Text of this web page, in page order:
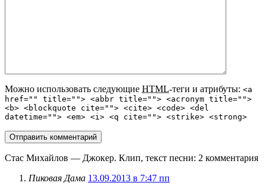
Можно использовать следующие HTML-теги и атрибуты: <a
href="" title=""> <abbr title=""> <acronym title="">
<b> <blockquote cite=""> <cite> <code> <del
datetime=""> <em> <i> <q cite=""> <strike> <strong>
Стас Михайлов — Джокер. Клип, текст песни: 2 комментария
Пиковая Дама 13.09.2013 в 7:47 пп